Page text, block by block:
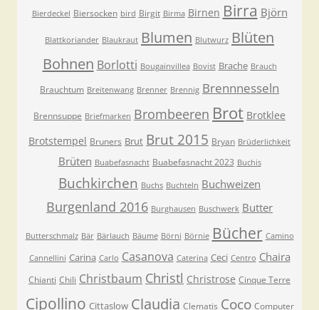
Bierdeckel Biersocken bird Birgit Birma Birnen Birra Björn
Blattkoriander Blaukraut Blumen Blutwurz Blüten
Bohnen Borlotti Bougainvillea Bovist Brache Brauch
Brauchtum Breitenwang Brenner Brennig Brennnesseln
Brennsuppe Briefmarken Brombeeren Brot Brotklee
Brotstempel Bruners Brut Brut 2015 Bryan Brüderlichkeit
Brüten Buabefasnacht Buabefasnacht 2023 Buchis
Buchkirchen Buchs Buchteln Buchweizen
Burgenland 2016 Burghausen Buschwerk Butter
Butterschmalz Bär Bärlauch Bäume Börni Börnie Bücher Camino
Cannellini Carina Carlo Casanova Caterina Ceci Centro Chaira
Chianti Chili Christbaum Christl Christrose Cinque Terre
Cipollino Cittaslow Claudia Clematis Coco Computer